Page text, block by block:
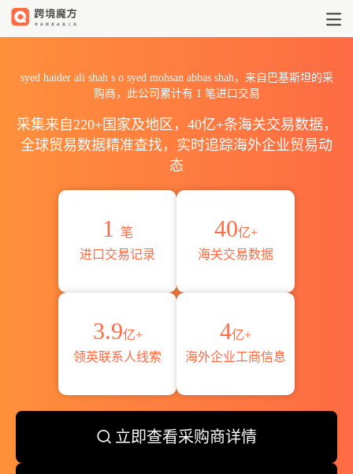
syed haider ali shah s o syed mohsan abbas shah，来自巴基斯坦的采
购商，此公司累计有 1 笔进口交易
采集来自220+国家及地区，40亿+条海关交易数据，
全球贸易数据精准查找，实时追踪海外企业贸易动
态
1
笔
进口交易记录
40亿+
海关交易数据
3.9亿+
领英联系人线索
4亿+
海外企业工商信息
立即查看采购商详情